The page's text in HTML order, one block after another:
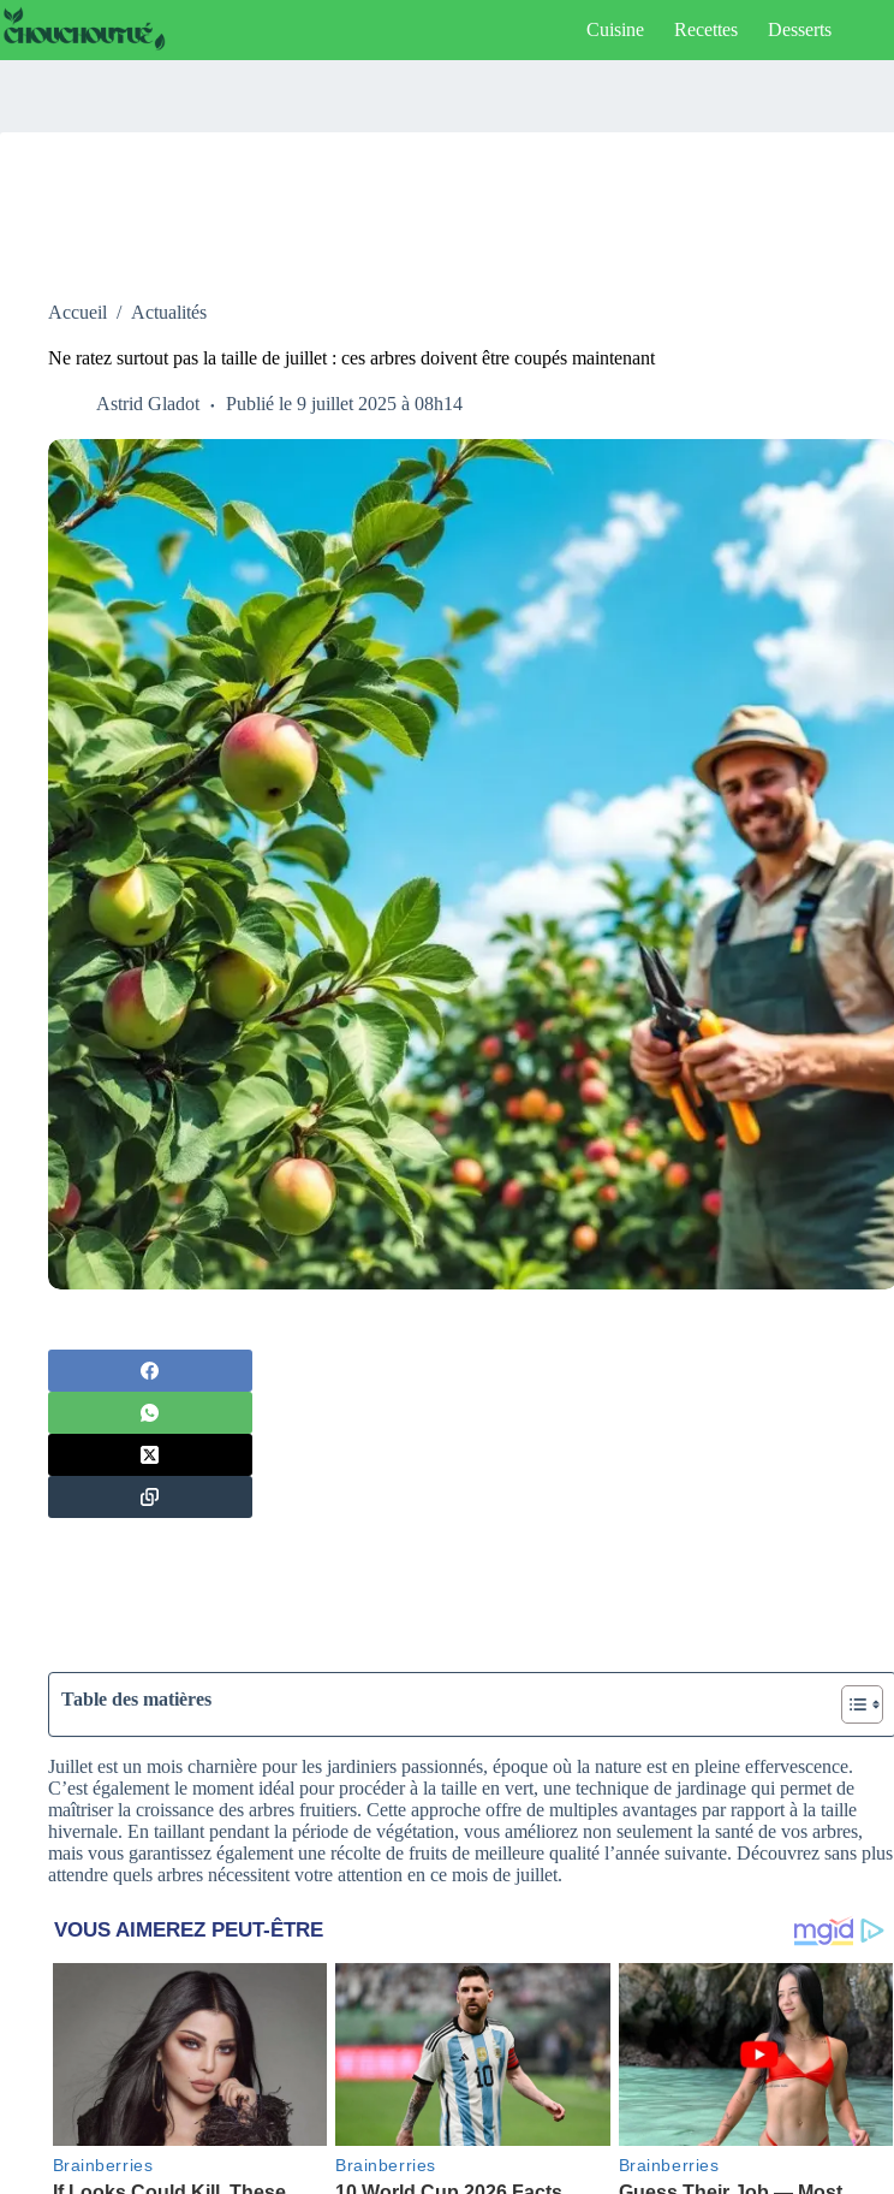
Passer
au
Cuisine Recettes Desserts
Accueil / Actualités
Ne ratez surtout pas la taille de juillet : ces arbres doivent être coupés maintenant
Astrid Gladot Publié le 9 juillet 2025 à 08h14
Table des matières
Juillet est un mois charnière pour les jardiniers passionnés, époque où la nature est en pleine effervescence.
C’est également le moment idéal pour procéder à la taille en vert, une technique de jardinage qui permet de
maîtriser la croissance des arbres fruitiers. Cette approche offre de multiples avantages par rapport à la taille
hivernale. En taillant pendant la période de végétation, vous améliorez non seulement la santé de vos arbres,
mais vous garantissez également une récolte de fruits de meilleure qualité l’année suivante. Découvrez sans plus
attendre quels arbres nécessitent votre attention en ce mois de juillet.